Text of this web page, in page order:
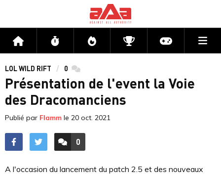
Accueil Flux Directs CompétitionsActu jeux
LOL WILD RIFT 0 commentaires
Présentation de l'event la Voie
des Dracomanciens
Publié par Flamm le 20 oct. 2021
ACCÉDER AUX
0
COMMENTAIRES
A l'occasion du lancement du patch 2.5 et des nouveaux